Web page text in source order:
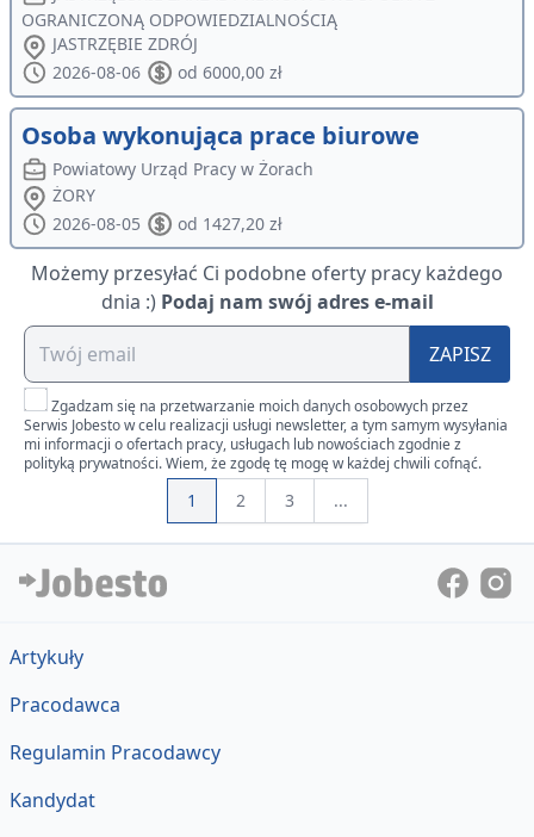
OGRANICZONĄ ODPOWIEDZIALNOŚCIĄ
JASTRZĘBIE ZDRÓJ
2026-08-06
od 6000,00 zł
Osoba wykonująca prace biurowe
Powiatowy Urząd Pracy w Żorach
ŻORY
2026-08-05
od 1427,20 zł
Możemy przesyłać Ci podobne oferty pracy każdego
dnia :) Podaj nam swój adres e-mail
ZAPISZ
Zgadzam się na przetwarzanie moich danych osobowych przez
Serwis Jobesto w celu realizacji usługi newsletter, a tym samym wysyłania
mi informacji o ofertach pracy, usługach lub nowościach zgodnie z
polityką prywatności. Wiem, że zgodę tę mogę w każdej chwili cofnąć.
1 2 3 ...
Artykuły
Pracodawca
Regulamin Pracodawcy
Kandydat